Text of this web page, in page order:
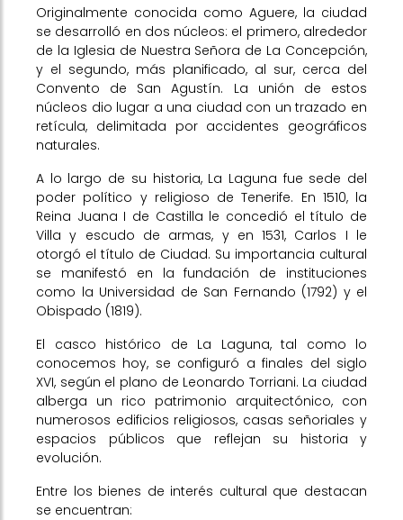
Originalmente conocida como Aguere, la ciudad
se desarrolló en dos núcleos: el primero, alrededor
de la Iglesia de Nuestra Señora de La Concepción,
y el segundo, más planificado, al sur, cerca del
Convento de San Agustín. La unión de estos
núcleos dio lugar a una ciudad con un trazado en
retícula, delimitada por accidentes geográficos
naturales.
A lo largo de su historia, La Laguna fue sede del
poder político y religioso de Tenerife. En 1510, la
Reina Juana I de Castilla le concedió el título de
Villa y escudo de armas, y en 1531, Carlos I le
otorgó el título de Ciudad. Su importancia cultural
se manifestó en la fundación de instituciones
como la Universidad de San Fernando (1792) y el
Obispado (1819).
El casco histórico de La Laguna, tal como lo
conocemos hoy, se configuró a finales del siglo
XVI, según el plano de Leonardo Torriani. La ciudad
alberga un rico patrimonio arquitectónico, con
numerosos edificios religiosos, casas señoriales y
espacios públicos que reflejan su historia y
evolución.
Entre los bienes de interés cultural que destacan
se encuentran: